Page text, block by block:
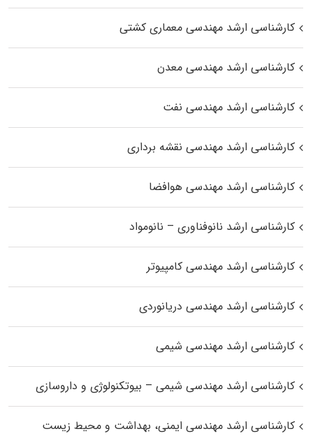
کارشناسی ارشد مهندسی معماری کشتی
کارشناسی ارشد مهندسی معدن
کارشناسی ارشد مهندسی نفت
کارشناسی ارشد مهندسی نقشه برداری
کارشناسی ارشد مهندسی هوافضا
کارشناسی ارشد نانوفناوری – نانومواد
کارشناسی ارشد مهندسی کامپیوتر
کارشناسی ارشد مهندسی دریانوردی
کارشناسی ارشد مهندسی شیمی
کارشناسی ارشد مهندسی شیمی – بیوتکنولوژی و داروسازی
کارشناسی ارشد مهندسی ایمنی، بهداشت و محیط زیست